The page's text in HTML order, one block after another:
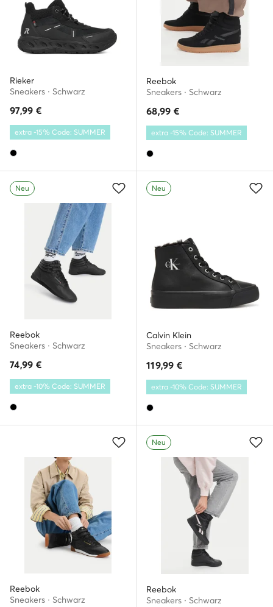
Rieker
Sneakers · Schwarz
97,99 €
extra -15% Code: SUMMER
Reebok
Sneakers · Schwarz
68,99 €
extra -15% Code: SUMMER
Neu
Reebok
Sneakers · Schwarz
74,99 €
extra -10% Code: SUMMER
Neu
Calvin Klein
Sneakers · Schwarz
119,99 €
extra -10% Code: SUMMER
Reebok
Sneakers · Schwarz
Neu
Reebok
Sneakers · Schwarz